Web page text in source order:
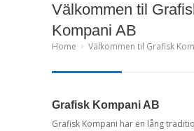
Välkommen til
Kompani AB
Home Välkommen til Grafisk
Grafisk Kompani AB
Grafisk Kompani har en lång